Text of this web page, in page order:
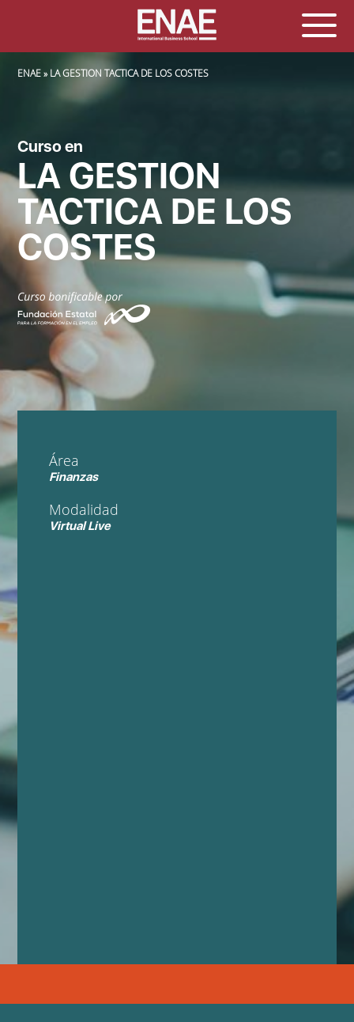
SOBRESCRIBIR ENLACES DE AYUDA A LA NAVEGACIÓN
ENAE LA GESTION TACTICA DE LOS COSTES
Curso en
LA GESTION
TACTICA DE LOS
COSTES
Área
Finanzas
Modalidad
Virtual Live